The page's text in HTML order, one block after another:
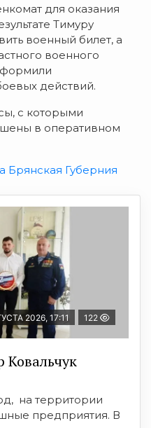
для оказания
Тимуру
военный билет, а
военного
действий.
с которыми
в оперативном
Брянская Губерния
2026, 17:11 122
Ковальчук
на территории
предприятия. В